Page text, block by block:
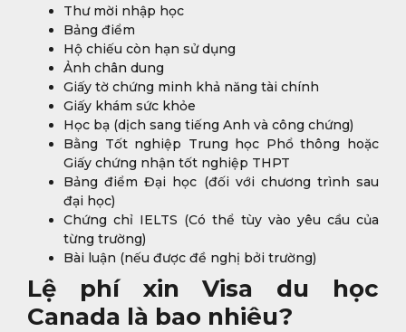
Thư mời nhập học
Bảng điểm
Hộ chiếu còn hạn sử dụng
Ảnh chân dung
Giấy tờ chứng minh khả năng tài chính
Giấy khám sức khỏe
Học bạ (dịch sang tiếng Anh và công chứng)
Bằng Tốt nghiệp Trung học Phổ thông hoặc
Giấy chứng nhận tốt nghiệp THPT
Bảng điểm Đại học (đối với chương trình sau
đại học)
Chứng chỉ IELTS (Có thể tùy vào yêu cầu của
từng trường)
Bài luận (nếu được đề nghị bởi trường)
Lệ phí xin Visa du học
Canada là bao nhiêu?